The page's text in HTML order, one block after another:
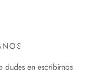
dudes en escribirnos